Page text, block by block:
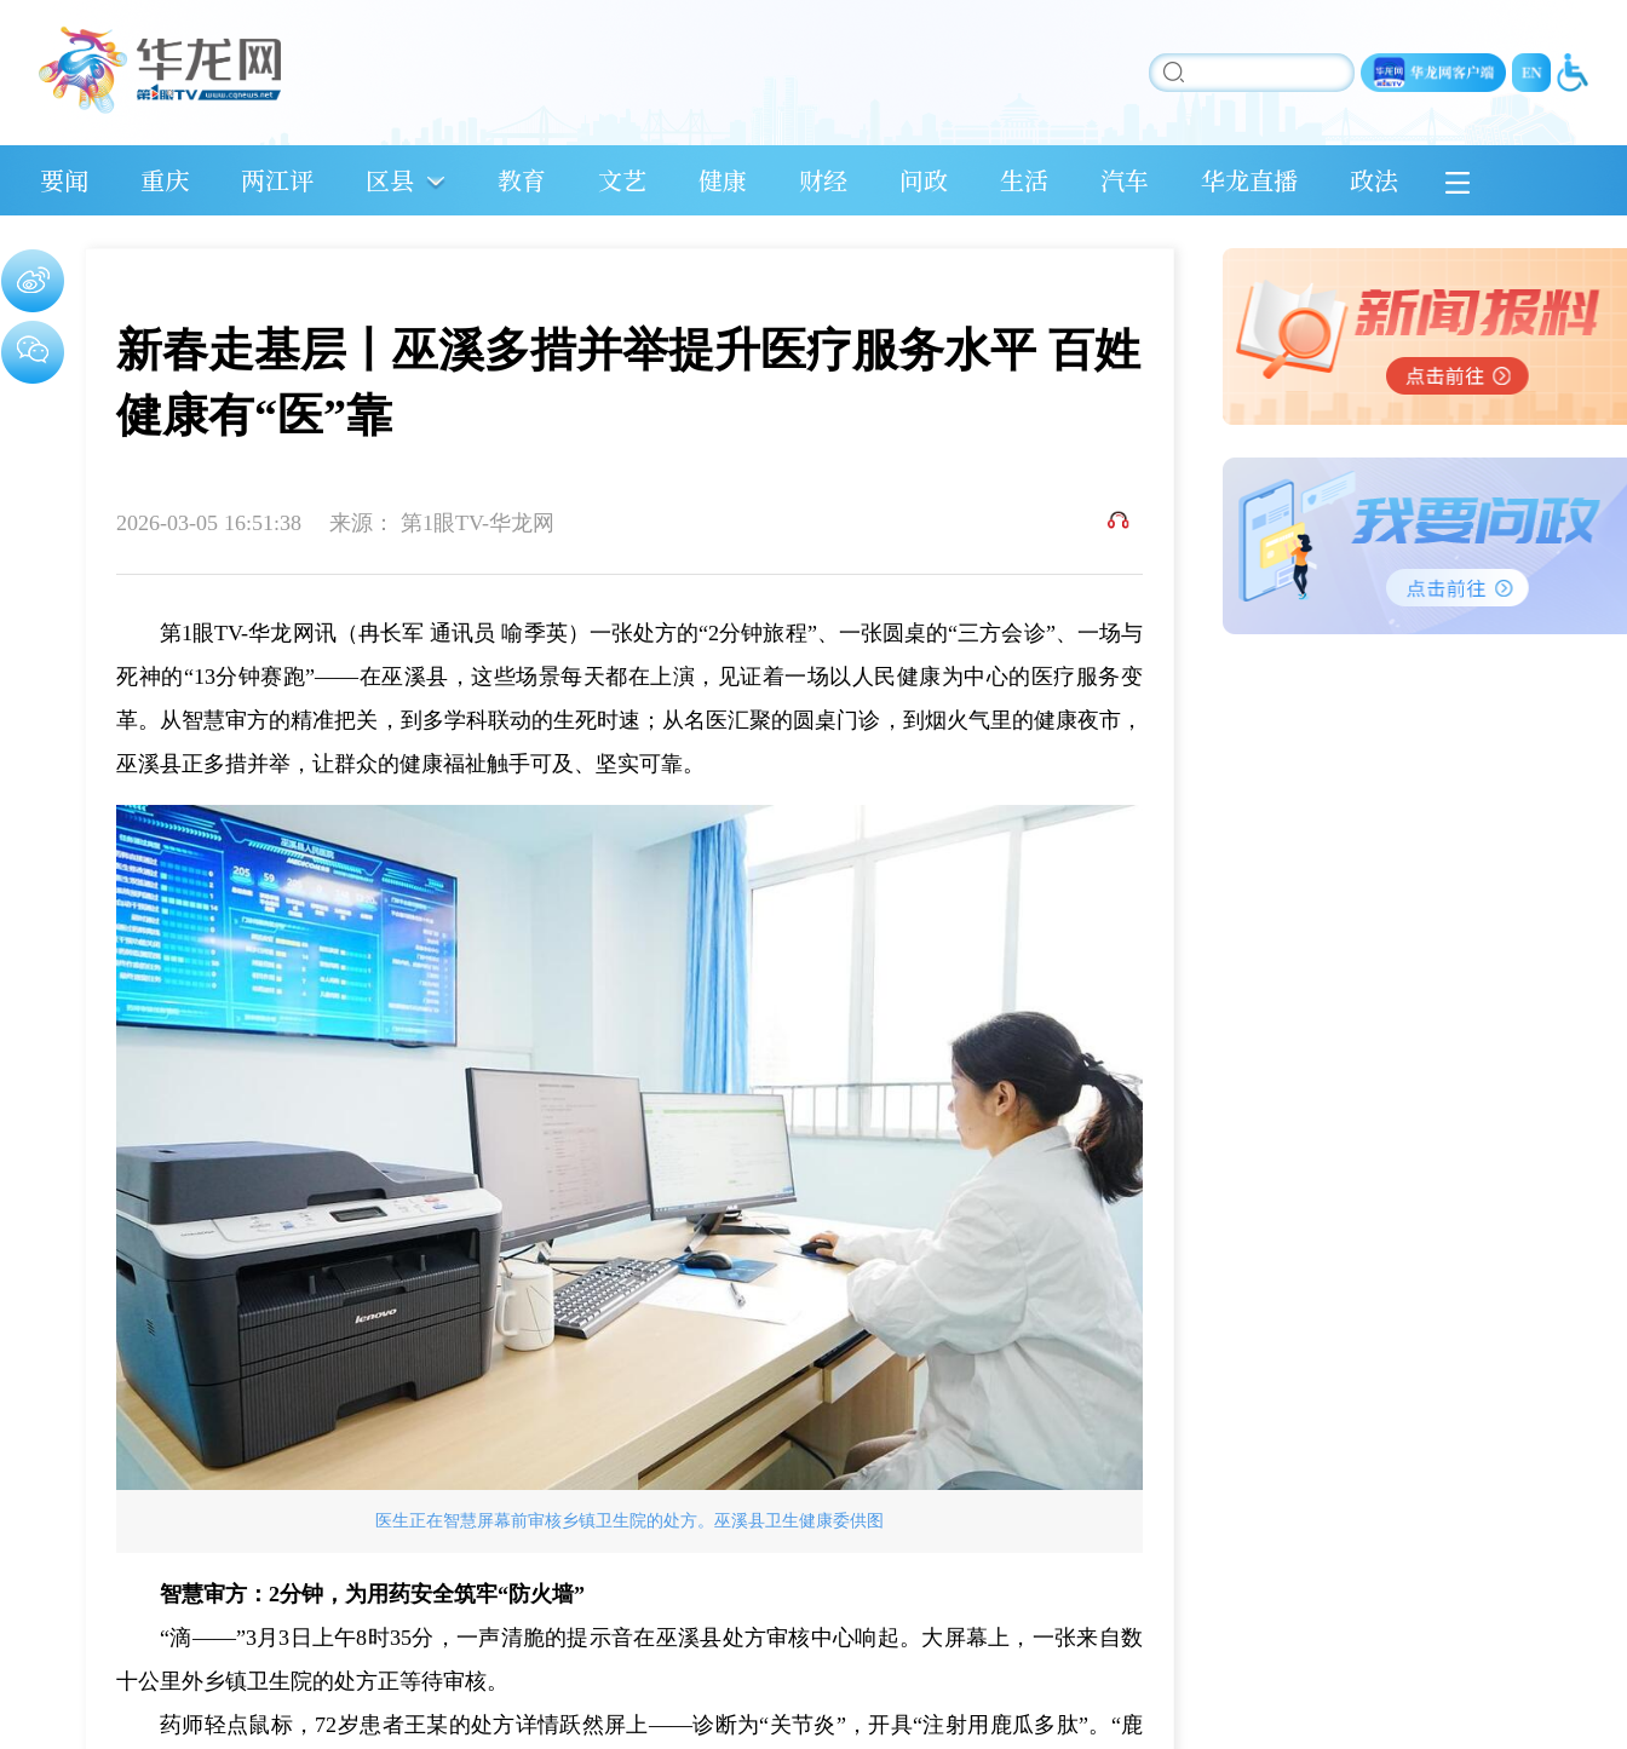
要闻 重庆 两江评 区县 教育 文艺 健康 财经 问政 生活 汽车 华龙直播 政法
新春走基层丨巫溪多措并举提升医疗服务水平 百姓
健康有“医”靠
2026-03-05 16:51:38 来源： 第1眼TV-华龙网
第1眼TV-华龙网讯（冉长军 通讯员 喻季英）一张处方的“2分钟旅程”、一张圆桌的“三方会诊”、一场与
死神的“13分钟赛跑”——在巫溪县，这些场景每天都在上演，见证着一场以人民健康为中心的医疗服务变
革。从智慧审方的精准把关，到多学科联动的生死时速；从名医汇聚的圆桌门诊，到烟火气里的健康夜市，
巫溪县正多措并举，让群众的健康福祉触手可及、坚实可靠。
医生正在智慧屏幕前审核乡镇卫生院的处方。巫溪县卫生健康委供图
智慧审方：2分钟，为用药安全筑牢“防火墙”
“滴——”3月3日上午8时35分，一声清脆的提示音在巫溪县处方审核中心响起。大屏幕上，一张来自数
十公里外乡镇卫生院的处方正等待审核。
药师轻点鼠标，72岁患者王某的处方详情跃然屏上——诊断为“关节炎”，开具“注射用鹿瓜多肽”。“鹿